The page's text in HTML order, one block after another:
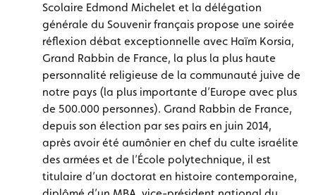
Scolaire Edmond Michelet et la délégation
générale du Souvenir français propose une soirée
réflexion débat exceptionnelle avec Haïm Korsia,
Grand Rabbin de France, la plus la plus haute
personnalité religieuse de la communauté juive de
notre pays (la plus importante d’Europe avec plus
de 500.000 personnes). Grand Rabbin de France,
depuis son élection par ses pairs en juin 2014,
après avoir été aumônier en chef du culte israélite
des armées et de l’École polytechnique, il est
titulaire d’un doctorat en histoire contemporaine,